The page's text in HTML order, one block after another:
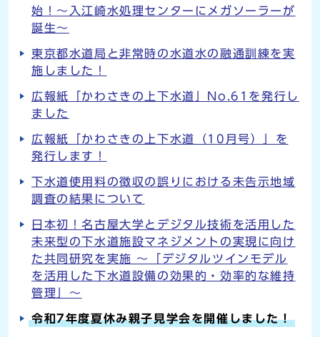
始！～入江崎水処理センターにメガソーラーが
誕生～
東京都水道局と非常時の水道水の融通訓練を実
施しました！
広報紙「かわさきの上下水道」No.61を発行し
ました
広報紙「かわさきの上下水道（10月号）」を
発行します！
下水道使用料の徴収の誤りにおける未告示地域
調査の結果について
日本初！名古屋大学とデジタル技術を活用した
未来型の下水道施設マネジメントの実現に向け
た共同研究を実施 ～「デジタルツインモデル
を活用した下水道設備の効果的・効率的な維持
管理」～
令和7年度夏休み親子見学会を開催しました！